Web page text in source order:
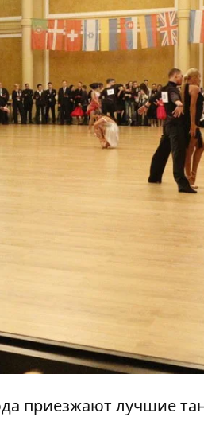
приезжают лучшие